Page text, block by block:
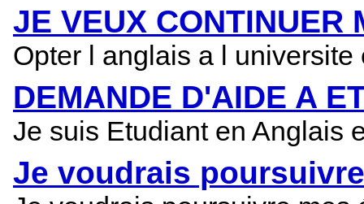
JE VEUX CONTINUER
Opter l anglais a l
DEMANDE D'AIDE A
Je suis Etudiant en Anglais
Je voudrais